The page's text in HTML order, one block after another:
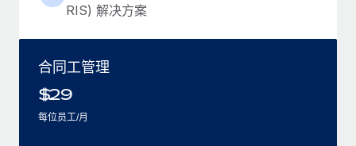
RIS) 解决方案
合同工管理
$29
每位员工/月